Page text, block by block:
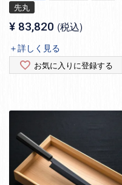
先丸
¥ 83,820 税込
＋詳しく見る
お気に入りに登録する